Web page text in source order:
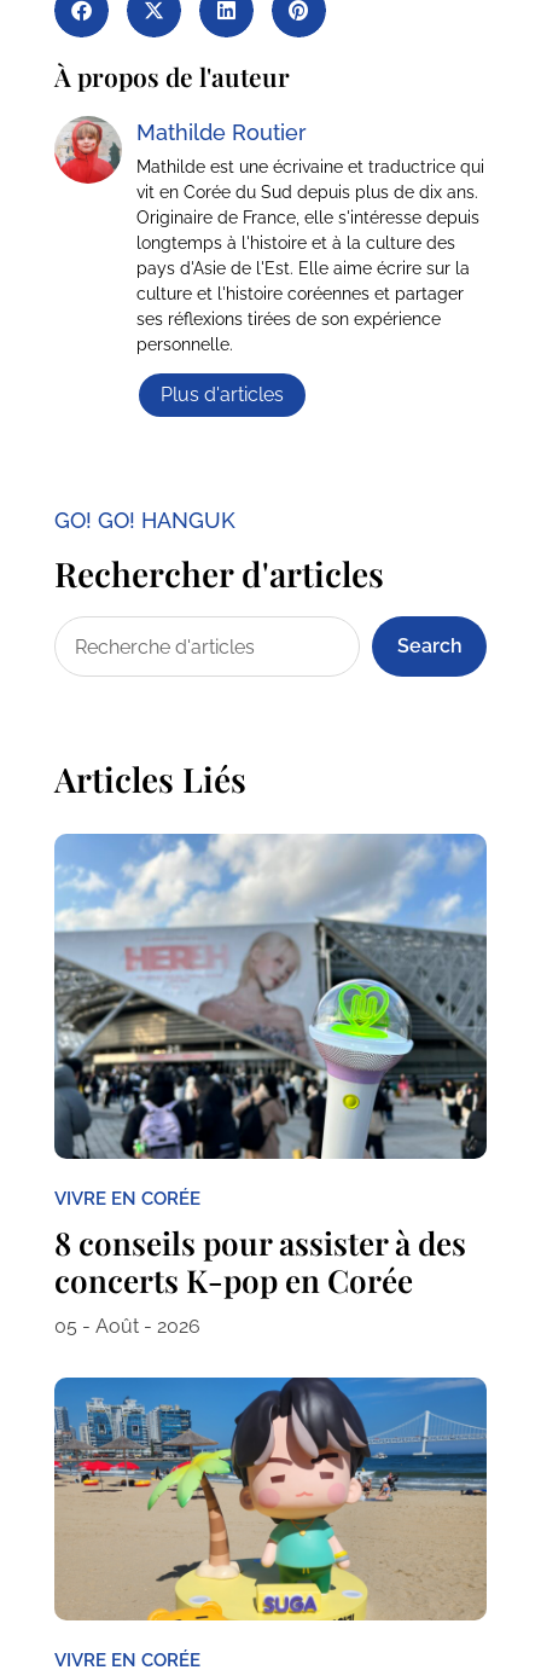
À propos de l'auteur
Mathilde Routier
Mathilde est une écrivaine et traductrice qui
vit en Corée du Sud depuis plus de dix ans.
Originaire de France, elle s'intéresse depuis
longtemps à l'histoire et à la culture des
pays d'Asie de l'Est. Elle aime écrire sur la
culture et l'histoire coréennes et partager
ses réflexions tirées de son expérience
personnelle.
Plus d'articles
GO! GO! HANGUK
Rechercher d'articles
Search
Articles Liés
VIVRE EN CORÉE
8 conseils pour assister à des
concerts K-pop en Corée
05 - Août - 2026
VIVRE EN CORÉE